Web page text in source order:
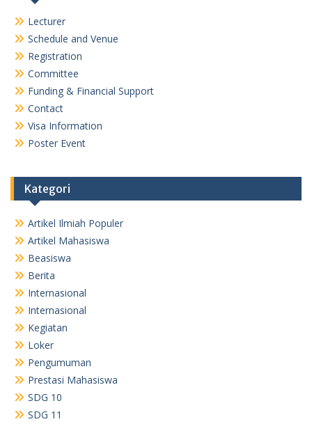
Lecturer
Schedule and Venue
Registration
Committee
Funding & Financial Support
Contact
Visa Information
Poster Event
Kategori
Artikel Ilmiah Populer
Artikel Mahasiswa
Beasiswa
Berita
Internasional
Internasional
Kegiatan
Loker
Pengumuman
Prestasi Mahasiswa
SDG 10
SDG 11